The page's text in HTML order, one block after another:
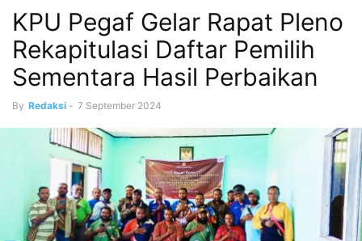
KPU Pegaf Gelar Rapat Pleno
Rekapitulasi Daftar Pemilih
Sementara Hasil Perbaikan
By Redaksi - 7 September 2024